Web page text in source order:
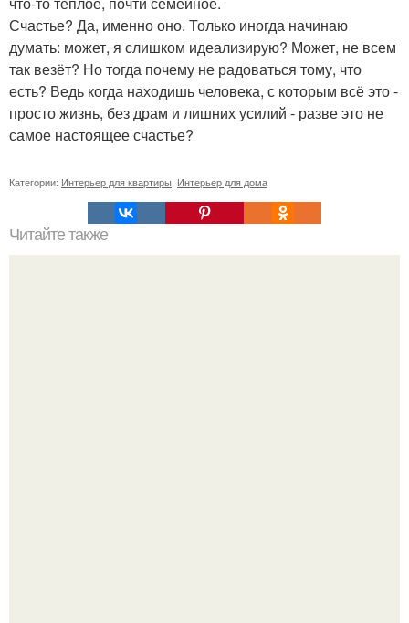
Счастье? Да, именно оно. Только иногда начинаю
думать: может, я слишком идеализирую? Может, не всем
так везёт? Но тогда почему не радоваться тому, что
есть? Ведь когда находишь человека, с которым всё это -
просто жизнь, без драм и лишних усилий - разве это не
самое настоящее счастье?
Категории: Интерьер для квартиры Интерьер для дома
Читайте также